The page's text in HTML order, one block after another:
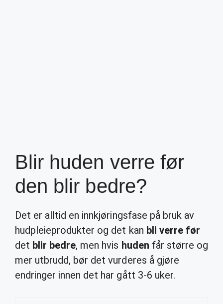
Blir huden verre før
den blir bedre?
Det er alltid en innkjøringsfase på bruk av
hudpleieprodukter og det kan bli verre før
det blir bedre, men hvis huden får større og
mer utbrudd, bør det vurderes å gjøre
endringer innen det har gått 3-6 uker.